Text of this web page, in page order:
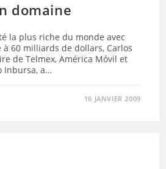
domaine
la plus riche du monde avec
60 milliards de dollars, Carlos
de Telmex, América Móvil et
Inbursa, a…
16 JANVIER 2009